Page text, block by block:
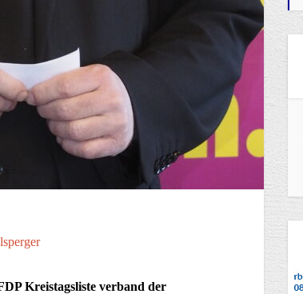
Kreistagsliste verband der